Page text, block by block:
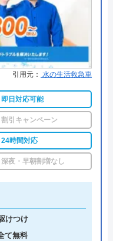
公式HPでご確認ください
ルを幅広く受け付け
象エリアとして地域
まり修繕からリフォ
になることが発生し
。また、こちらの業
いるので。技術力も
らではの充実したサ
でお気軽にご連絡く
引用元： 水の生活救急車
即日対応可能
割引キャンペーン
24時間対応
深夜・早朝割増なし
けつけ
て無料